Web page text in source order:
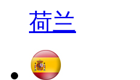
荷兰